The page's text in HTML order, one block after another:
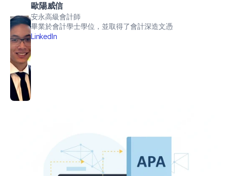
歐陽威信
安永高級會計師
畢業於會計學士學位，並取得了會計深造文憑
LinkedIn